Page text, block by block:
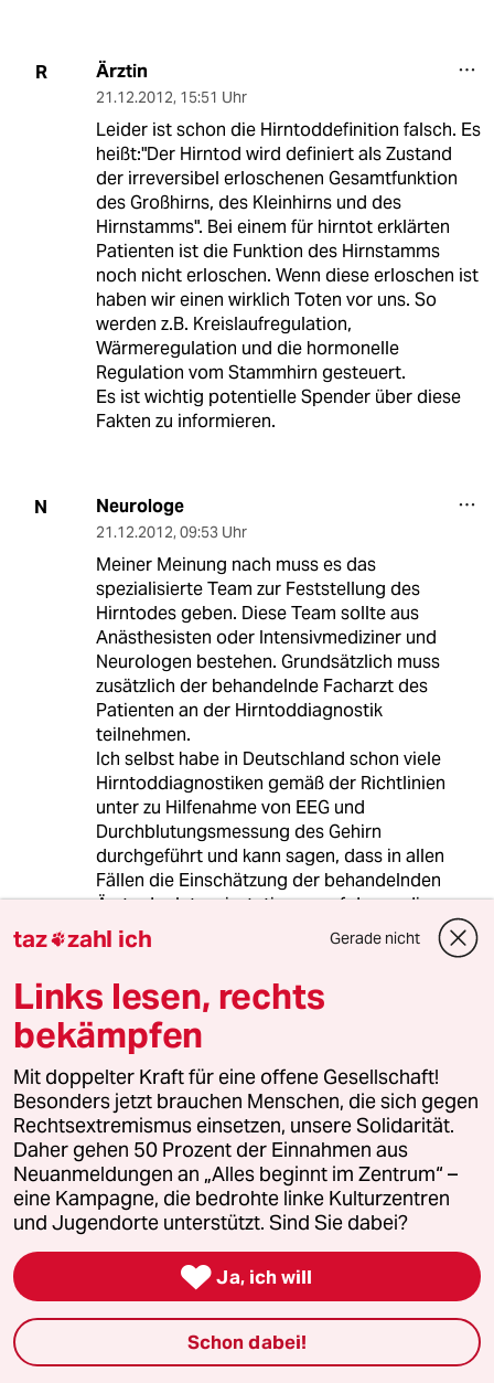
R Ärztin
21.12.2012, 15:51 Uhr
Leider ist schon die Hirntoddefinition falsch. Es
heißt:"Der Hirntod wird definiert als Zustand
der irreversibel erloschenen Gesamtfunktion
des Großhirns, des Kleinhirns und des
Hirnstamms". Bei einem für hirntot erklärten
Patienten ist die Funktion des Hirnstamms
noch nicht erloschen. Wenn diese erloschen ist
haben wir einen wirklich Toten vor uns. So
werden z.B. Kreislaufregulation,
Wärmeregulation und die hormonelle
Regulation vom Stammhirn gesteuert.
Es ist wichtig potentielle Spender über diese
Fakten zu informieren.
N Neurologe
21.12.2012, 09:53 Uhr
Meiner Meinung nach muss es das
spezialisierte Team zur Feststellung des
Hirntodes geben. Diese Team sollte aus
Anästhesisten oder Intensivmediziner und
Neurologen bestehen. Grundsätzlich muss
zusätzlich der behandelnde Facharzt des
Patienten an der Hirntoddiagnostik
teilnehmen.
Ich selbst habe in Deutschland schon viele
Hirntoddiagnostiken gemäß der Richtlinien
unter zu Hilfenahme von EEG und
Durchblutungsmessung des Gehirn
durchgeführt und kann sagen, dass in allen
Fällen die Einschätzung der behandelnden
Ärzte der Intensivstationen auf denen die
Patienten lagen, in Bezug auf einen möglichen
Hirntod korrekt waren. Es ist mir auch immer
Medizistudenten und anderen ärztlichen
Fachbereichen Interessierte während der
Untersuchung zuschauen. Dies erhöht
erheblich die Transparenz. Ich biete dann
zusätzlich den behandelnden Ärzte ein
Gespräch mit den Angehörigen des
Verstorbenen über die Feststellung des Todes
an. Das Thema Organspende wird von mir
nicht erwähnt, die Frage Danach obligt den
behandelnden Ärzte oder dem Koordinator der
Die öffentliche Diskussion über die
Oragsnspende ist wichtig, man sollte nicht
vergessen, solange es Menschen gibt die eine
Organtransplantation benötigen und auch
haben wollen, die Gesellschaft als
taz zahl ich Gerade nicht
Links lesen, rechts
bekämpfen
Mit doppelter Kraft für eine offene Gesellschaft!
Besonders jetzt brauchen Menschen, die sich gegen
Rechtsextremismus einsetzen, unsere Solidarität.
Daher gehen 50 Prozent der Einnahmen aus
Neuanmeldungen an „Alles beginnt im Zentrum“ –
eine Kampagne, die bedrohte linke Kulturzentren
und Jugendorte unterstützt. Sind Sie dabei?
 Ja, ich will
Schon dabei!